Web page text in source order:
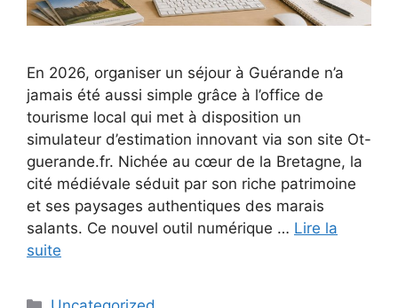
En 2026, organiser un séjour à Guérande n’a
jamais été aussi simple grâce à l’office de
tourisme local qui met à disposition un
simulateur d’estimation innovant via son site Ot-
guerande.fr. Nichée au cœur de la Bretagne, la
cité médiévale séduit par son riche patrimoine
et ses paysages authentiques des marais
salants. Ce nouvel outil numérique … Lire la
suite
Catégories